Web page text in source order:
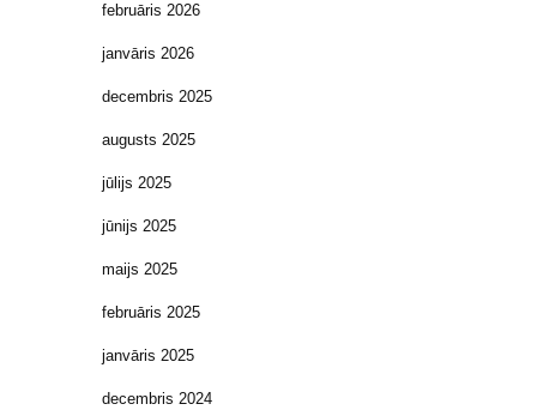
februāris 2026
janvāris 2026
decembris 2025
augusts 2025
jūlijs 2025
jūnijs 2025
maijs 2025
februāris 2025
janvāris 2025
decembris 2024